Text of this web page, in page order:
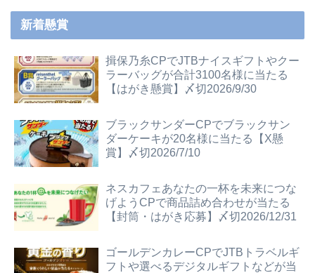
新着懸賞
揖保乃糸CPでJTBナイスギフトやクー
ラーバッグが合計3100名様に当たる
【はがき懸賞】〆切2026/9/30
ブラックサンダーCPでブラックサン
ダーケーキが20名様に当たる【X懸
賞】〆切2026/7/10
ネスカフェあなたの一杯を未来につな
げようCPで商品詰め合わせが当たる
【封筒・はがき応募】〆切2026/12/31
ゴールデンカレーCPでJTBトラベルギ
フトや選べるデジタルギフトなどが当